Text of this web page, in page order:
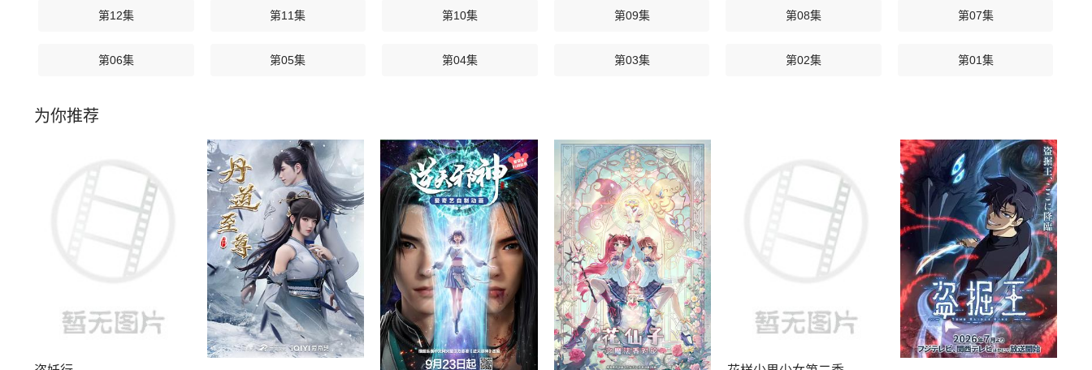
第12集 第11集 第10集 第09集 第08集 第07集
第06集 第05集 第04集 第03集 第02集 第01集
为你推荐